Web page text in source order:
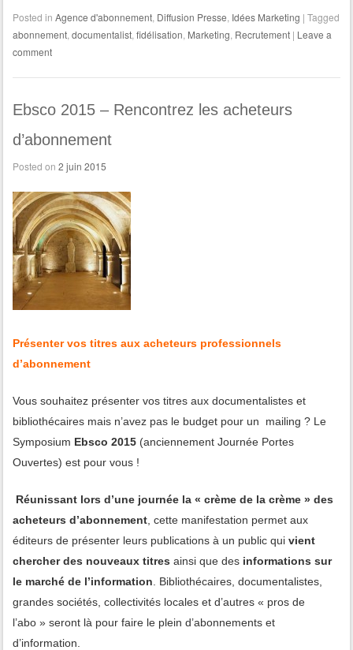
k
e
i
l
n
t
Posted in Agence d'abonnement, Diffusion Presse Idées Marketing | Tagged
abonnement, documentalist, fidélisation Marketing Recrutement | Leave a
comment
Ebsco 2015 – Rencontrez les acheteurs
d’abonnement
Posted on 2 juin 2015
Présenter vos titres aux acheteurs professionnels
d’abonnement
Vous souhaitez présenter vos titres aux documentalistes et
bibliothécaires mais n’avez pas le budget pour un mailing ? Le
Symposium Ebsco 2015(anciennement Journée Portes
Ouvertes) est pour vous !
Réunissant lors d’une journée la « crème de la crème » des
acheteurs d’abonnement, cette manifestation permet aux
éditeurs de présenter leurs publications à un public qui vient
chercher des nouveaux titres ainsi que des informations sur
le marché de l’information . Bibliothécaires, documentalistes,
grandes sociétés, collectivités locales et d’autres « pros de
l’abo » seront là pour faire le plein d’abonnements et
d’information.